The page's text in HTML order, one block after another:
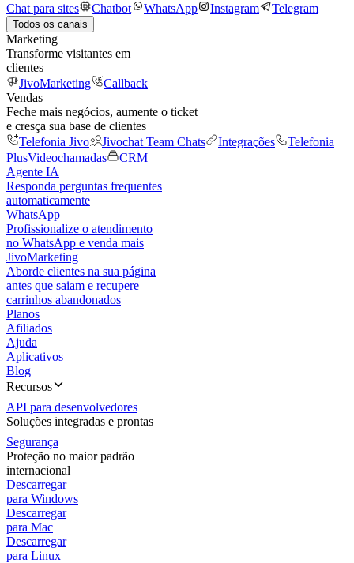
Chat para sites
Chatbot WhatsApp Instagram Telegram
Todos os canais
Marketing
Transforme visitantes em
clientes
JivoMarketing
Callback
Vendas
Feche mais negócios, aumente o ticket
e cresça sua base de clientes
Telefonia Jivo
Jivochat Team Chats Integrações
Telefonia
PlusVideochamadas
CRM
Agente IA
Responda perguntas frequentes
automaticamente
WhatsApp
Profissionalize o atendimento
no WhatsApp e venda mais
JivoMarketing
Aborde clientes na sua página
antes que saiam e recupere
carrinhos abandonados
Planos
Afiliados
Ajuda
Aplicativos
Blog
Recursos
API para desenvolvedores
Soluções integradas e prontas
Segurança
Proteção no maior padrão
internacional
Descarregar
para Windows
Descarregar
para Mac
Descarregar
para Linux